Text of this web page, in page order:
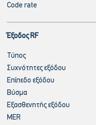
Code rate
Έξοδος RF
Τύπος
Συχνότητες εξόδου
Επίπεδο εξόδου
Βύσμα
Εξασθενητής εξόδου
MER